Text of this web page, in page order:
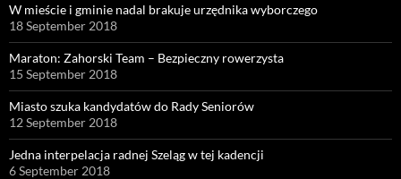
W mieście i gminie nadal brakuje urzędnika wyborczego
18 September 2018
Maraton: Zahorski Team – Bezpieczny rowerzysta
15 September 2018
Miasto szuka kandydatów do Rady Seniorów
12 September 2018
Jedna interpelacja radnej Szeląg w tej kadencji
6 September 2018